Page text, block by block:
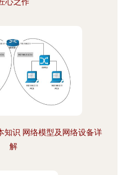
知识 网络模型及网络设备详
解